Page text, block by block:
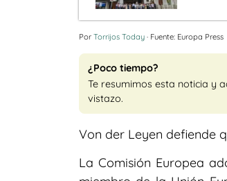
Por Torrijos Today · Fuente: Europa Press
¿Poco tiempo?
Te resumimos esta noticia y
vistazo.
Von der Leyen defiende
La Comisión Europea